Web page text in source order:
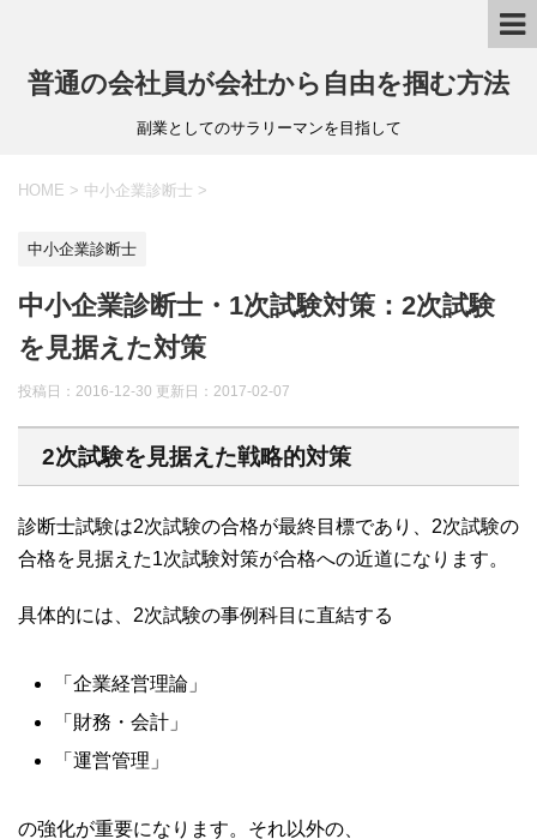
普通の会社員が会社から自由を掴む方法
副業としてのサラリーマンを目指して
HOME > 中小企業診断士 >
中小企業診断士
中小企業診断士・1次試験対策：2次試験
を見据えた対策
投稿日：2016-12-30 更新日： 2017-02-07
2次試験を見据えた戦略的対策
診断士試験は2次試験の合格が最終目標であり、2次試験の
合格を見据えた1次試験対策が合格への近道になります。
具体的には、2次試験の事例科目に直結する
「企業経営理論」
「財務・会計」
「運営管理」
の強化が重要になります。それ以外の、